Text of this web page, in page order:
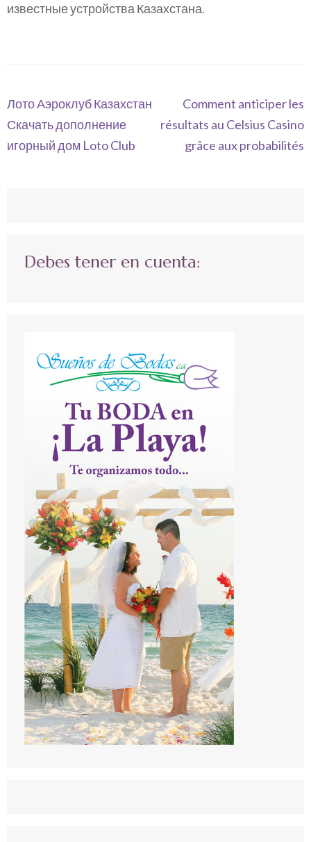
известные устройства Казахстана.
Navegación
de
entradas
Лото Аэроклуб Казахстан
Скачать дополнение
игорный дом Loto Club
Comment anticiper les
résultats au Celsius Casino
grâce aux probabilités
Debes tener en cuenta: